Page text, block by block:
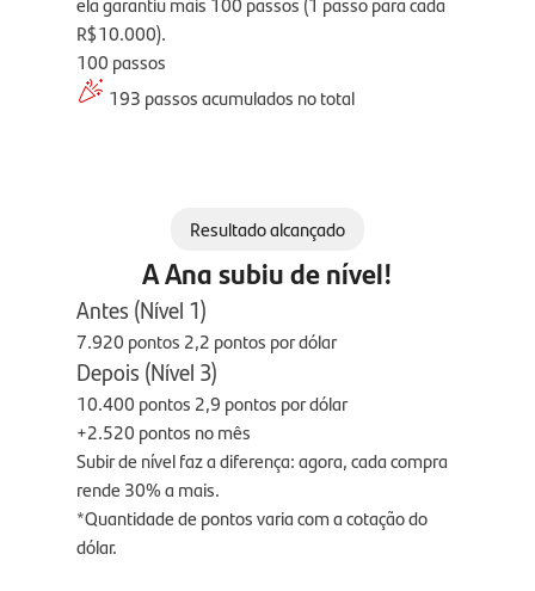
R$10.000).
100 passos
193 passos acumulados no total
Resultado alcançado
A Ana subiu de nível!
Antes (Nível 1)
7.920 pontos 2,2 pontos por dólar
Depois (Nível 3)
10.400 pontos 2,9 pontos por dólar
+2.520 pontos no mês
Subir de nível faz a diferença: agora, cada compra
rende 30% a mais.
*Quantidade de pontos varia com a cotação do
dólar.